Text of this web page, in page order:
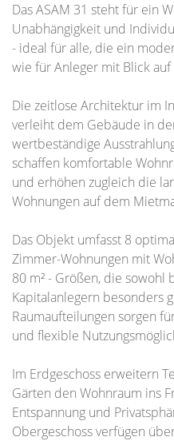
Das ASAM 31 steht für ein
Unabhängigkeit und
- ideal für alle, die ein
wie für Anleger mit Blick
Die zeitlose Architektur im
verleiht dem Gebäude in
wertbeständige
schaffen komfortable
und erhöhen zugleich die
Wohnungen auf dem
Das Objekt umfasst 8
Zimmer-Wohnungen mit
80 m² - Größen, die sowohl
Kapitalanlegern besonders
Raumaufteilungen sorgen
und flexible
Im Erdgeschoss erweitern
Gärten den Wohnraum ins
Entspannung und
Obergeschoss verfügen